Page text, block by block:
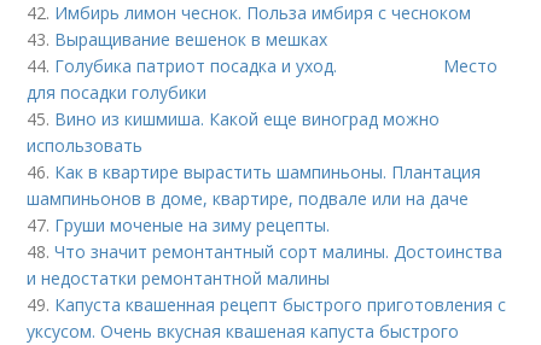
42. Имбирь лимон чеснок. Польза имбиря с чесноком
43. Выращивание вешенок в мешках
44. Голубика патриот посадка и уход. Место
для посадки голубики
45. Вино из кишмиша. Какой еще виноград можно
использовать
46. Как в квартире вырастить шампиньоны. Плантация
шампиньонов в доме, квартире, подвале или на даче
47. Груши моченые на зиму рецепты.
48.Что значит ремонтантный сорт малины. Достоинства
и недостатки ремонтантной малины
49. Капуста квашенная рецепт быстрого приготовления с
уксусом. Очень вкусная квашеная капуста быстрого